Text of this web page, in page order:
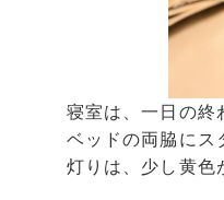
寝室は、一日の終
ベッドの両脇にス
灯りは、少し黄色